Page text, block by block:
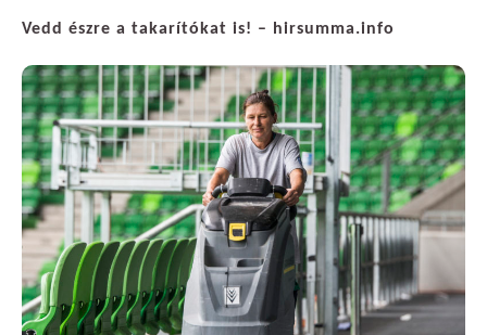
Vedd észre a takarítókat is! – hirsumma.info